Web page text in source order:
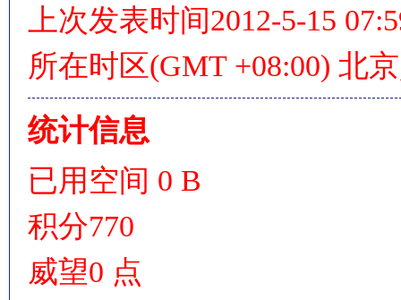
上次发表时间2012-5-15
所在时区(GMT +08:00) 北
统计信息
已用空间 0 B
积分770
威望0 点